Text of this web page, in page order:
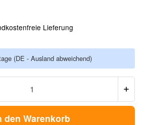
Lieferung
(DE - Ausland abweichend)
den Warenkorb